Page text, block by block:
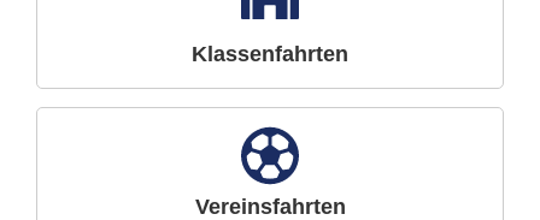
Klassenfahrten
Vereinsfahrten